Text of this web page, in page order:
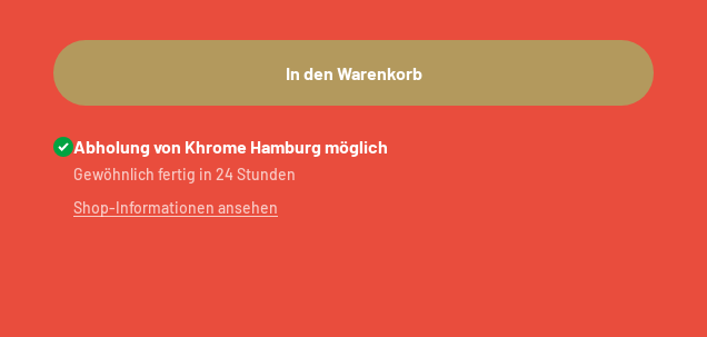
In den Warenkorb
Abholung von Khrome Hamburg möglich
Gewöhnlich fertig in 24 Stunden
Shop-Informationen ansehen